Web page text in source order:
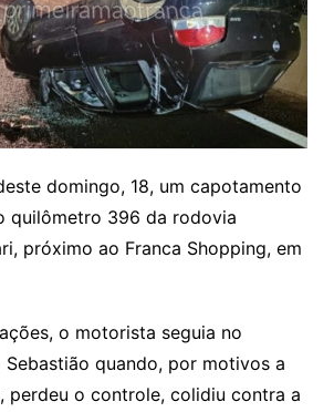
domingo, 18, um capotamento
quilômetro 396 da rodovia
próximo ao Franca Shopping, em
o motorista seguia no
Sebastião quando, por motivos a
perdeu o controle, colidiu contra a